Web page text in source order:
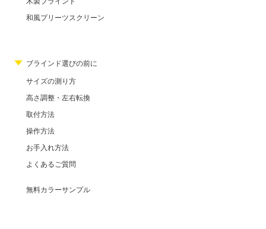
和風プリーツスクリーン
ブラインド選びの前に
サイズの測り方
高さ調整・左右転換
取付方法
操作方法
お手入れ方法
よくあるご質問
無料カラーサンプル